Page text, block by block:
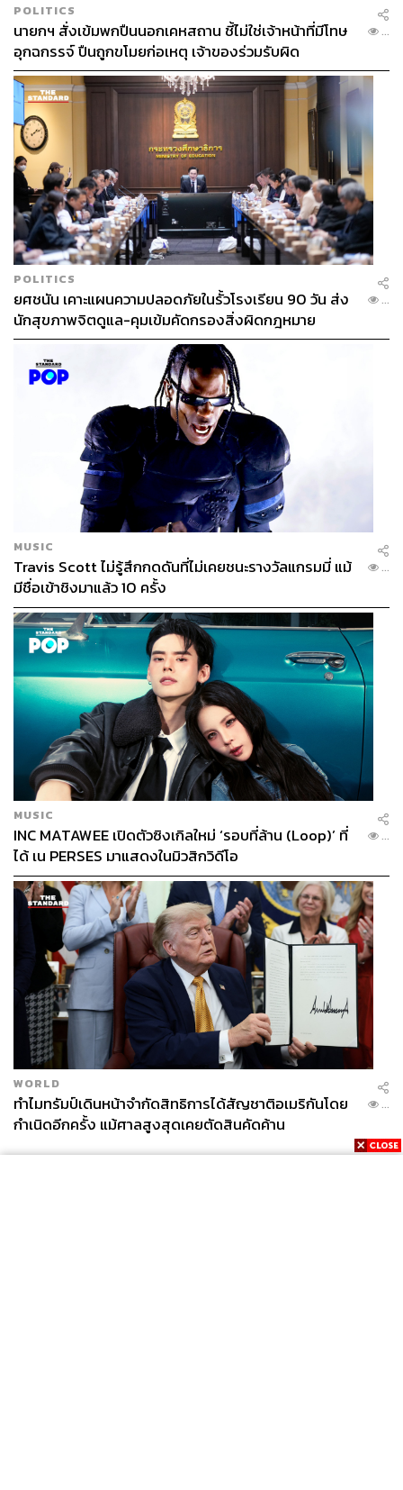
POLITICS
นายกฯ สั่งเข้มพกปืนนอกเคหสถาน ชี้ไม่ใช่เจ้าหน้าที่มีโทษ
อุกฉกรรจ์ ปืนถูกขโมยก่อเหตุ เจ้าของร่วมรับผิด
...
POLITICS
ยศชนัน เคาะแผนความปลอดภัยในรั้วโรงเรียน 90 วัน ส่ง
นักสุขภาพจิตดูแล-คุมเข้มคัดกรองสิ่งผิดกฎหมาย
...
MUSIC
Travis Scott ไม่รู้สึกกดดันที่ไม่เคยชนะรางวัลแกรมมี่ แม้
มีชื่อเข้าชิงมาแล้ว 10 ครั้ง
...
MUSIC
INC MATAWEE เปิดตัวซิงเกิลใหม่ ‘รอบที่ล้าน (Loop)’ ที่
ได้ เน PERSES มาแสดงในมิวสิกวิดีโอ
...
WORLD
ทำไมทรัมป์เดินหน้าจำกัดสิทธิการได้สัญชาติอเมริกันโดย
กำเนิดอีกครั้ง แม้ศาลสูงสุดเคยตัดสินคัดค้าน
...